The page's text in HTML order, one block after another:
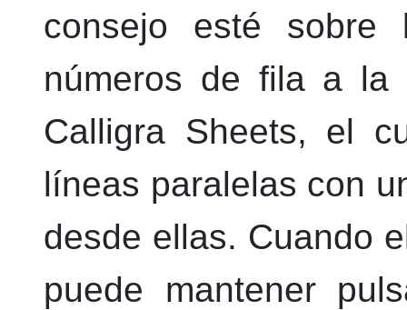
consejo esté
números de fila a la
Calligra Sheets, el
líneas paralelas con
desde ellas. Cuando
puede mantener